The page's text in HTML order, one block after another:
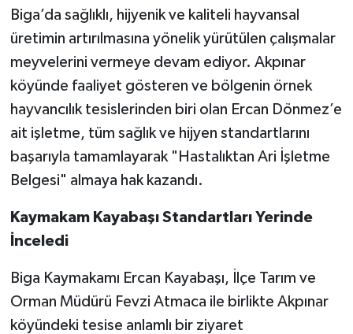
Biga’da sağlıklı, hijyenik ve kaliteli hayvansal
üretimin artırılmasına yönelik yürütülen çalışmalar
meyvelerini vermeye devam ediyor. Akpınar
köyünde faaliyet gösteren ve bölgenin örnek
hayvancılık tesislerinden biri olan Ercan Dönmez’e
ait işletme, tüm sağlık ve hijyen standartlarını
başarıyla tamamlayarak "Hastalıktan Ari İşletme
Belgesi" almaya hak kazandı.
Kaymakam Kayabaşı Standartları Yerinde
İnceledi
Biga Kaymakamı Ercan Kayabaşı, İlçe Tarım ve
Orman Müdürü Fevzi Atmaca ile birlikte Akpınar
köyündeki tesise anlamlı bir ziyaret
Sağlık
Siyaset
Spor
Teknoloji
Ulusal